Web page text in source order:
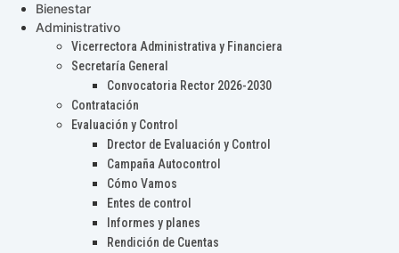
Bienestar
Administrativo
Vicerrectora Administrativa y Financiera
Secretaría General
Convocatoria Rector 2026-2030
Contratación
Evaluación y Control
Drector de Evaluación y Control
Campaña Autocontrol
Cómo Vamos
Entes de control
Informes y planes
Rendición de Cuentas